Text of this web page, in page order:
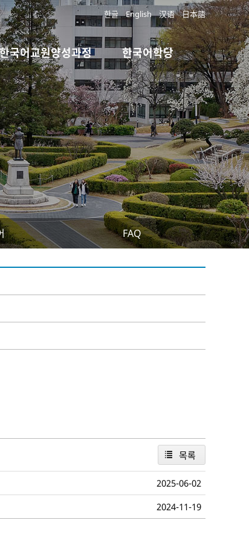
한글 English 汉语 日本語
국어교원양성과정 한국어학당
FAQ
목록
2025-06-02
2024-11-19